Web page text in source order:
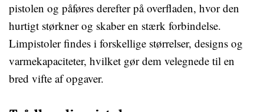
pistolen og påføres derefter på overfladen, hvor den
hurtigt størkner og skaber en stærk forbindelse.
Limpistoler findes i forskellige størrelser, designs og
varmekapaciteter, hvilket gør dem velegnede til en
bred vifte af opgaver.